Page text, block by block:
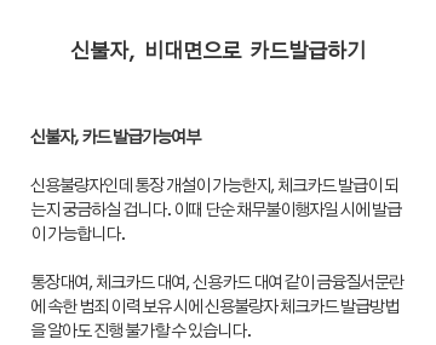
신불자, 비대면으로 카드발급하기
신불자, 카드 발급가능여부
신용불량자인데 통장 개설이 가능한지, 체크카드 발급이 되
는지 궁금하실 겁니다. 이때 단순 채무불이행자일 시에 발급
이 가능합니다.
통장대여, 체크카드 대여, 신용카드 대여 같이 금융질서문란
에 속한 범죄 이력 보유 시에 신용불량자 체크카드 발급방법
을 알아도 진행 불가할 수 있습니다.